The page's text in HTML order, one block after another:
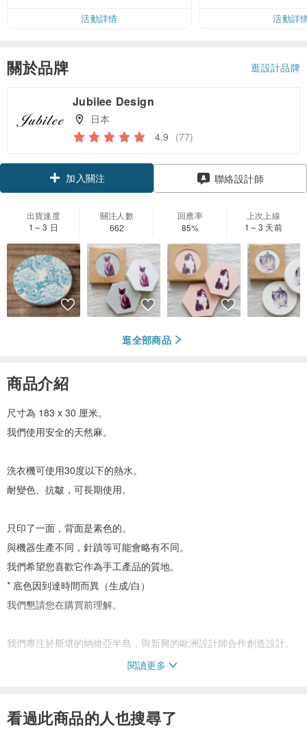
活動詳情
活動詳
關於品牌 逛設計品牌
Jubilee Design
日本
4.9 (77)
加入關注 聯絡設計師
出貨速度
1～3 日
關注人數
662
回應率
85%
上次上線
1～3 天前
逛全部商品
商品介紹
尺寸為 183 x 30 厘米。
我們使用安全的天然麻。
洗衣機可使用30度以下的熱水。
耐變色、抗皺，可長期使用。
只印了一面，背面是素色的。
與機器生產不同，針蹟等可能會略有不同。
我們希望您喜歡它作為手工產品的質地。
* 底色因到達時間而異（生成/白）
我們懇請您在購買前理解。
我們專注於斯堪的納維亞半島，與新興的歐洲設計師合作創造設計。
此圖庫中的所有產品均符合條件！如果您同時購買3件或更多商品，您
閱讀更多
看過此商品的人也搜尋了